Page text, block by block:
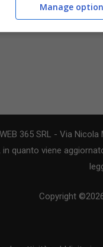
365 SRL - Via
quanto viene
Copyright
Manage